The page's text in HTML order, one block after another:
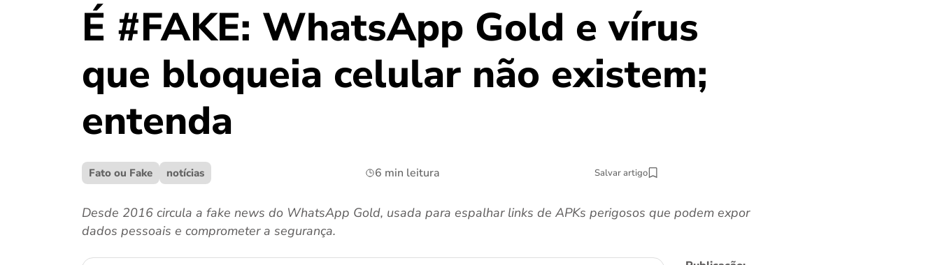
É #FAKE: WhatsApp Gold e vírus
que bloqueia celular não existem;
entenda
Fato ou Fake notícias 6 min leitura Salvar artigo
Desde 2016 circula a fake news do WhatsApp Gold, usada para espalhar links de APKs perigosos que podem expor
dados pessoais e comprometer a segurança.